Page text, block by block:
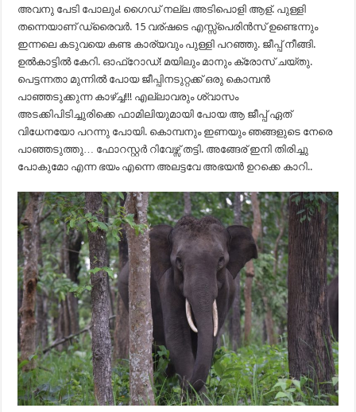
അവനു പേടി പോലും! ഗൈഡ് നല്ല അടിപൊളി ആള്. പുള്ളി
തന്നെയാണ് ഡ്രൈവർ. 15 വര്ഷടെ എസ്സ്‌പെരിൻസ് ഉണ്ടെന്നും
ഇന്നലെ കടുവയെ കണ്ട കാര്യവും പുള്ളി പറഞ്ഞു. ജീപ്പ് നീങ്ങി.
ഉൽകാട്ടിൽ കേറി. ഓഫ്‌റോഡ്! മയിലും മാനും ക്രോസ് ചയ്തു.
പെട്ടന്നതാ മുന്നിൽ പോയ ജീപ്പിനടുറ്റക്ക് ഒരു കൊമ്പൻ
പാഞ്ഞടുക്കുന്ന കാഴ്ച്ച!!! എല്ലാവരും ശ്വാസം
അടക്കിപിടിച്ചുരിക്കെ ഫാമിലിയുമായി പോയ ആ ജീപ്പ് ഏത്
വിധേനയോ പറന്നു പോയി. കൊമ്പനും ഇണയും ഞങ്ങളുടെ നേരെ
പാഞ്ഞടുത്തു… ഫോറസ്റ്റർ റിവേഴ്സ് തട്ടി. അങ്ങേര് ഇനി തിരിച്ചു
പോകുമോ എന്ന ഭയം എന്നെ അലട്ടവേ അഭയൻ ഉറക്കെ കാറി..